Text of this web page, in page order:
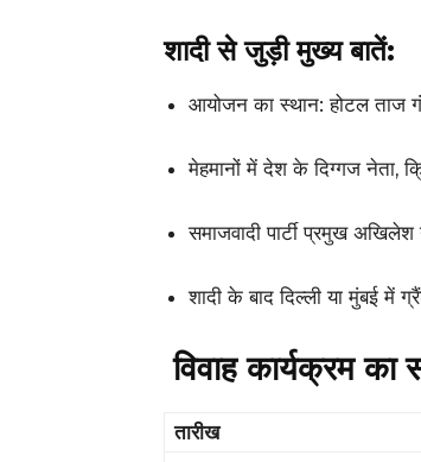
शादी से जुड़ी मुख्य बातें:
आयोजन का स्थान: होटल ताज
मेहमानों में देश के दिग्गज नेता,
समाजवादी पार्टी प्रमुख
शादी के बाद दिल्ली या मुंबई में
विवाह कार्यक्रम
तारीख